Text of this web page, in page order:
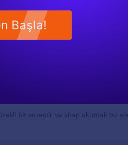
ifadesini kullanması, dil gelişimleri
yanı sıra dil bilgisi kurallarını
için etkili bir yöntemdir.
ifadesi, İngilizce’de “I read books”
Kitap okumak, hem dil
İngilizce öğrenirken, bu tür
bir süreçtir ve kitap okumak bu
Başla!